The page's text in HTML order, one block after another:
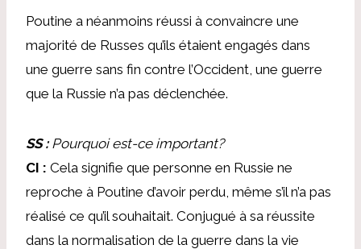
Poutine a néanmoins réussi à convaincre une
majorité de Russes qu’ils étaient engagés dans
une guerre sans fin contre l’Occident, une guerre
que la Russie n’a pas déclenchée.
SS :Pourquoi est-ce important?
CI : Cela signifie que personne en Russie ne
reproche à Poutine d’avoir perdu, même s’il n’a pas
réalisé ce qu’il souhaitait. Conjugué à sa réussite
dans la normalisation de la guerre dans la vie